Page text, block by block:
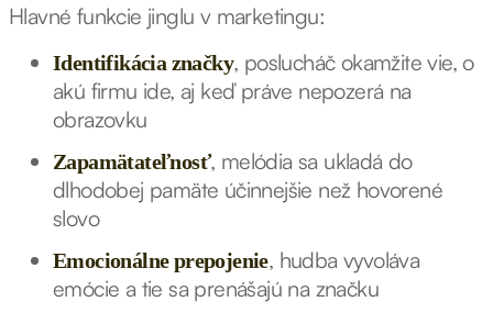
Hlavné funkcie jinglu v marketingu:
Identifikácia značky, poslucháč okamžite vie, o
akú firmu ide, aj keď práve nepozerá na
obrazovku
Zapamätateľnosť, melódia sa ukladá do
dlhodobej pamäte účinnejšie než hovorené
slovo
Emocionálne prepojenie, hudba vyvoláva
emócie a tie sa prenášajú na značku